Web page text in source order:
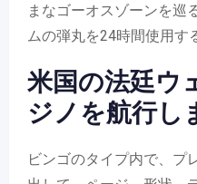
まなゴーオスゾーンを巡
ムの弾丸を24時間使用す
米国の法廷ウ
ジノを航行し
ビンゴのタイプ内で、プ